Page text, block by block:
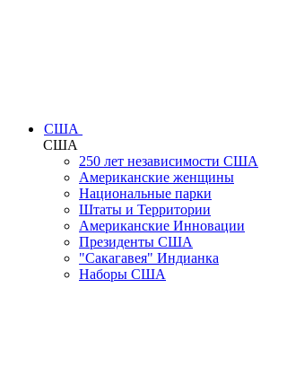
США
США
250 лет независимости США
Американские женщины
Национальные парки
Штаты и Территории
Американские Инновации
Президенты США
"Сакагавея" Индианка
Наборы США